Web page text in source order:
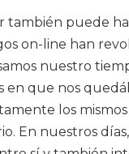
también puede
on-line han
nuestro
en que nos
los
En nuestros